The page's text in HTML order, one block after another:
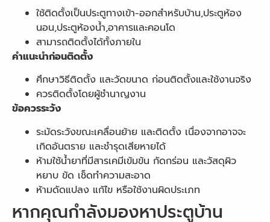
ใช้ติดตั้งเป็นประตูทางเข้า-ออกสำหรับบ้าน,ประตูห้อง
นอน,ประตูห้องน้ำ,อาคารและคอนโด
สามารถติดตั้งได้ทั้งภายใน
คำแนะนำก่อนติดตั้ง
ศึกษาวิธีติดตั้ง และวัดขนาด ก่อนติดตั้งและใช้งานจริง
ควรติดตั้งโดยผู้ชำนาญงาน
ข้อควรระวัง
ระมัดระวังขณะเคลื่อนย้าย และติดตั้ง เนื่องจากอาจจะ
เกิดอันตราย และชำรุดเสียหายได้
ห้ามใช้น้ำยาที่มีสารเคมีเข้มข้น กัดกร่อน และวัสดุผิว
หยาบ ขัด เช็ดทำความสะอาด
ห้ามดัดแปลง แก้ไข หรือใช้งานผิดประเภท
หากคุณกำลังมองหาประตูบ้าน